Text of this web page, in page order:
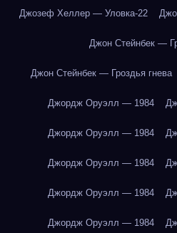
Джозеф Хеллер — Уловка-22
Джон Стейнбек —
Джон Стейнбек — Гроздья гнева
Джордж Оруэлл — 1984
Джордж Оруэлл — 1984
Джордж Оруэлл — 1984
Джордж Оруэлл — 1984
Джордж Оруэлл — 1984